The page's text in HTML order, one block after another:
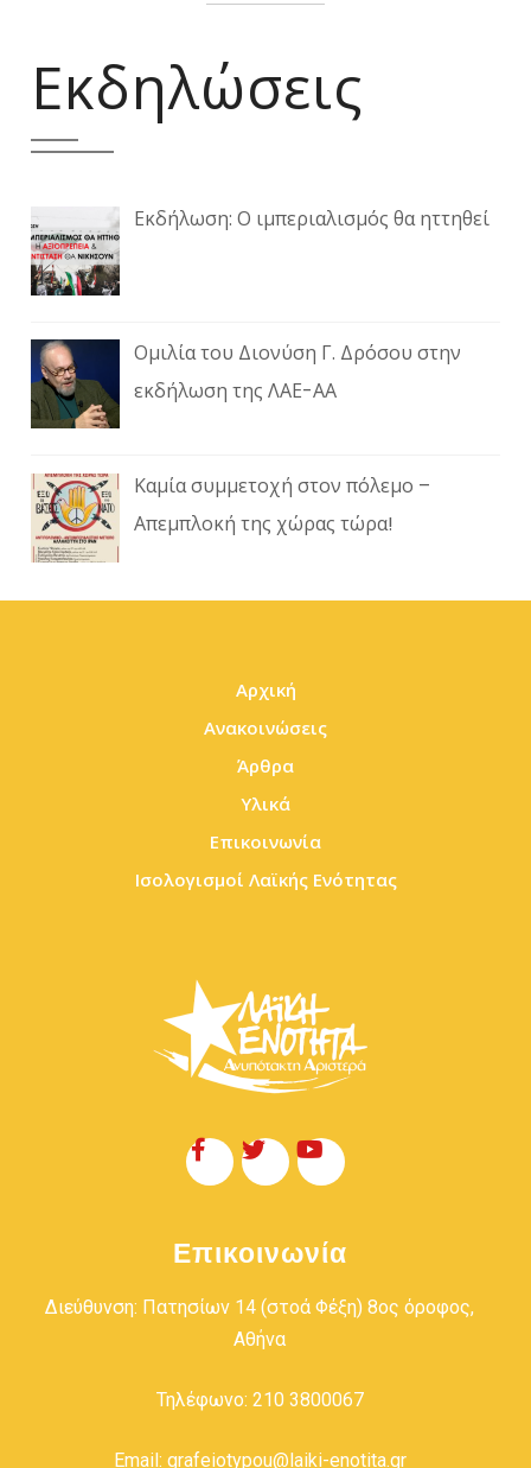
Εκδηλώσεις
Εκδήλωση: Ο ιμπεριαλισμός θα ηττηθεί
Ομιλία του Διονύση Γ. Δρόσου στην
εκδήλωση της ΛΑΕ-ΑΑ
Καμία συμμετοχή στον πόλεμο –
Απεμπλοκή της χώρας τώρα!
Αρχική
Ανακοινώσεις
Άρθρα
Υλικά
Επικοινωνία
Ισολογισμοί Λαϊκής Ενότητας
Επικοινωνία
Διεύθυνση: Πατησίων 14 (στοά Φέξη) 8ος όροφος,
Αθήνα
Τηλέφωνο: 210 3800067
Email: grafeiotypou@laiki-enotita.gr